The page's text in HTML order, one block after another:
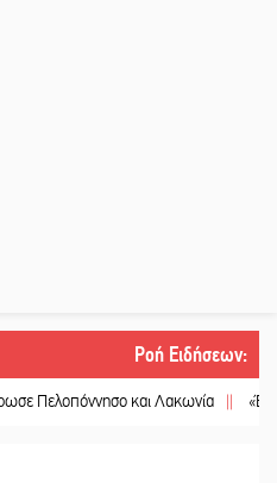
Ροή Ειδήσεων:
και Λακωνία || «Έφυγε»